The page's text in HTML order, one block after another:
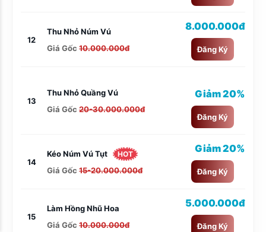
12
Thu Nhỏ Núm Vú
Giá Gốc 10.000.000đ
8.000.000đ
Đăng Ký
13
Thu Nhỏ Quầng Vú
Giá Gốc 20-30.000.000đ
Giảm 20%
Đăng Ký
14
Kéo Núm Vú Tụt HOT
Giá Gốc 15-20.000.000đ
Giảm 20%
Đăng Ký
15
Làm Hồng Nhũ Hoa
Giá Gốc 10.000.000đ
5.000.000đ
Đăng Ký